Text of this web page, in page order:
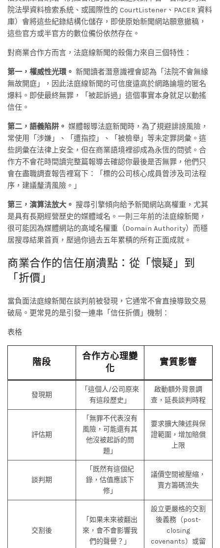
院法學資料檢索系統、或國際性的 CourtListener、PACER 資料
庫）會將這些紀錄結構化儲存，即使原始新聞網站願意撤稿，
這些官方或半官方的數位備份依然存在。
對商業合作方而言，法庭線新聞的殺傷力來自三個特性：
第一，權威性光環。 新聞讀者潛意識裡會認為「法院不會無緣
無故開庭」，因此法庭線新聞的可信度遠高於網路論壇的匿名
爆料。即使最終無罪，「被起訴過」這個事實本身就足以動搖
信任。
第二，語義陷阱。 媒體報導法庭新聞時，為了規避誹謗風險，
常使用「涉嫌」、「遭指控」、「被檢舉」等未定罪詞彙。這
些詞彙在法律上安全，但在商業語境裡卻成為永恆的問號。合
作方不會花時間讀完整篇報導去確認你最後是否無罪，他們只
會在盡職調查報告裡寫下：「標的公司核心成員曾涉及司法程
序，建議釐清風險。」
第三，演算法放大。 搜尋引擎傾向給予新聞網站高權重，尤其
是具有長期經營歷史的媒體域名。一則三年前的法庭線新聞，
很可能因為媒體網站的高域名權重（Domain Authority）而穩
居搜尋結果首頁，壓過你過去五年累積的所有正面成就。
商業合作的信任崩潰點：從「懷疑」到
「折價」
當負面法庭線新聞在談判前被發現，它通常不會直接導致交易
破局。更常見的是引發一連串「信任折價」機制：
表格
階段
合作方心理變
化
實質影響
發現期
「這個人/公司原來
有這段歷史」
啟動額外背景調
查，延長談判時程
評估期
「無罪不代表沒有
風險，可能還有其
他沒被起訴的問
題」
要求擴大陳述與保
證範圍，增加賠償
上限
談判期
「既然有這個紀
錄，估值應該下
修」
議價空間被壓縮，
賣方籌碼流失
交割後
「如果未來被翻出
來，會不會影響我
們的聲譽？」
設立更嚴格的交割
後義務（post-
closing
covenants）或留